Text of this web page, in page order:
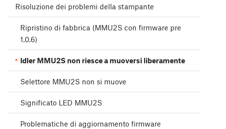
Risoluzione dei problemi della stampante
Ripristino di fabbrica (MMU2S con firmware pre
1.0.6)
Idler MMU2S non riesce a muoversi liberamente
Selettore MMU2S non si muove
Significato LED MMU2S
Problematiche di aggiornamento firmware